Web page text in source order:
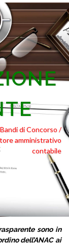
di Concorso/
amministrativo
contabile
sono in
dell’ANAC ai